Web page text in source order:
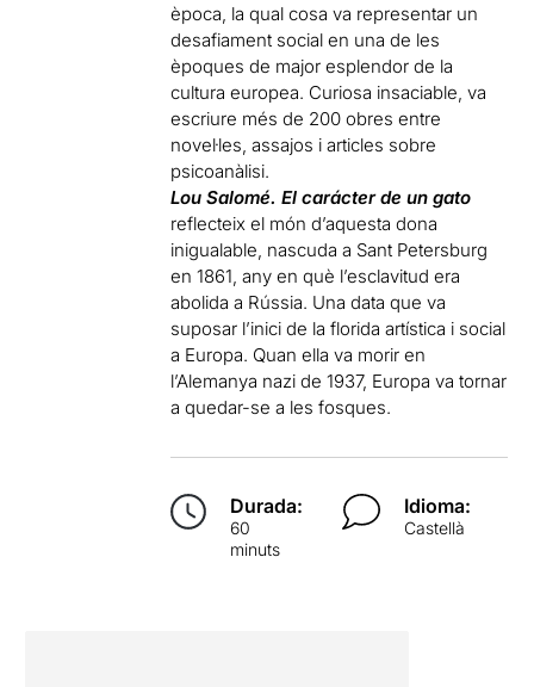
època, la qual cosa va representar un
desafiament social en una de les
èpoques de major esplendor de la
cultura europea. Curiosa insaciable, va
escriure més de 200 obres entre
novel·les, assajos i articles sobre
psicoanàlisi.
Lou Salomé. El carácter de un gato
reflecteix el món d’aquesta dona
inigualable, nascuda a Sant Petersburg
en 1861, any en què l’esclavitud era
abolida a Rússia. Una data que va
suposar l’inici de la florida artística i social
a Europa. Quan ella va morir en
l’Alemanya nazi de 1937, Europa va tornar
a quedar-se a les fosques.
Durada:
60
minuts
Idioma:
Castellà